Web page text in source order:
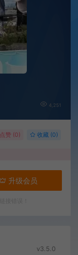
4,251
点赞 (0) 收藏 (0)
升级会员
v3.5.0